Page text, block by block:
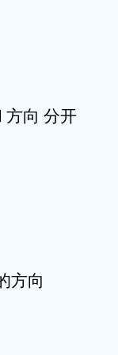
方向 分开
方向